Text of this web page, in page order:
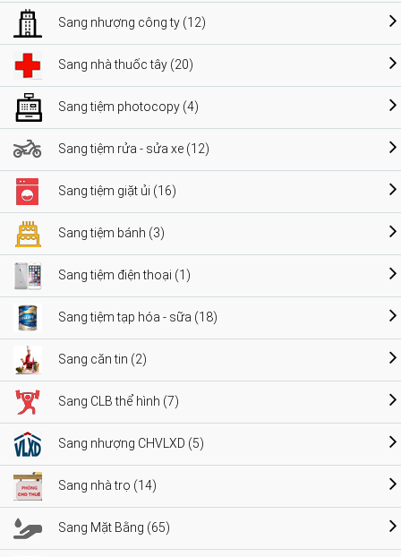
Sang nhượng công ty (12)
Sang nhà thuốc tây (20)
Sang tiệm photocopy (4)
Sang tiệm rửa - sửa xe (12)
Sang tiệm giặt ủi (16)
Sang tiệm bánh (3)
Sang tiệm điện thoại (1)
Sang tiệm tạp hóa - sữa (18)
Sang căn tin (2)
Sang CLB thể hình (7)
Sang nhượng CHVLXD (5)
Sang nhà trọ (14)
Sang Mặt Bằng (65)